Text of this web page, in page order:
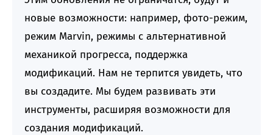
новые возможности: например, фото-режим,
режим Marvin, режимы с альтернативной
механикой прогресса, поддержка
модификаций. Нам не терпится увидеть, что
вы создадите. Мы будем развивать эти
инструменты, расширяя возможности для
создания модификаций.